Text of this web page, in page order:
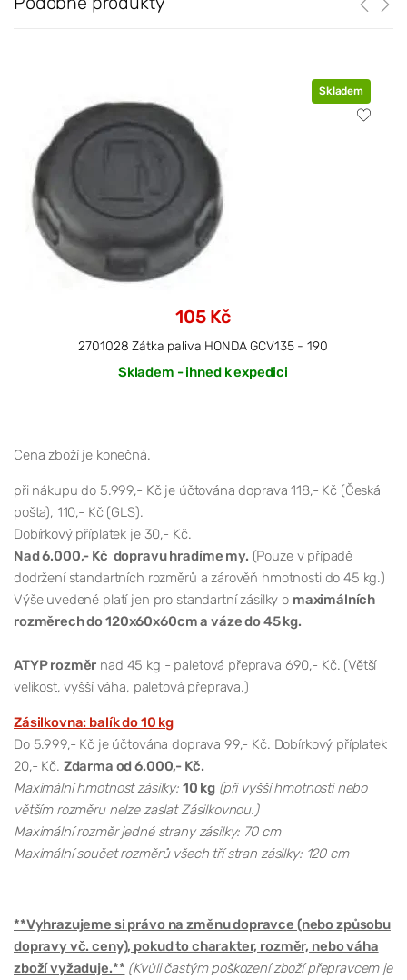
Skladem
105 Kč
2701028 Zátka paliva HONDA GCV135 - 190
Skladem - ihned k expedici
Cena zboží je konečná.
při nákupu do 5.999,- Kč je účtována doprava 118,- Kč (Česká
pošta), 110,- Kč (GLS).
Dobírkový příplatek je 30,- Kč.
Nad 6.000,- Kč dopravu hradíme my. (Pouze v případě
dodržení standartních rozměrů a zárověň hmotnosti do 45 kg.)
Výše uvedené platí jen pro standartní zásilky o maximálních
rozměrech do 120x60x60cm a váze do 45 kg.
ATYP rozměr nad 45 kg - paletová přeprava 690,- Kč. (Větší
velikost, vyšší váha, paletová přeprava.)
Zásilkovna: balík do 10 kg
Do 5.999,- Kč je účtována doprava 99,- Kč. Dobírkový příplatek
20,- Kč. Zdarma od 6.000,- Kč.
Maximální hmotnost zásilky: 10 kg (při vyšší hmotnosti nebo
větším rozměru nelze zaslat Zásilkovnou.)
Maximální rozměr jedné strany zásilky: 70 cm
Maximální součet rozměrů všech tří stran zásilky: 120 cm
**Vyhrazujeme si právo na změnu dopravce (nebo způsobu
dopravy vč. ceny), pokud to charakter, rozměr, nebo váha
zboží vyžaduje.** (Kvůli častým poškození zboží přepravcem je